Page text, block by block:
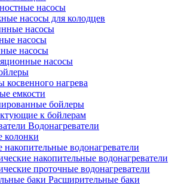
насосы
насосы для колодцев
насосы
насосы
насосы
насосы
косвенного нагрева
емкости
бойлеры
к бойлерам
Водонагреватели
колонки
накопительные водонагреватели
накопительные водонагреватели
проточные водонагреватели
Расширительные баки